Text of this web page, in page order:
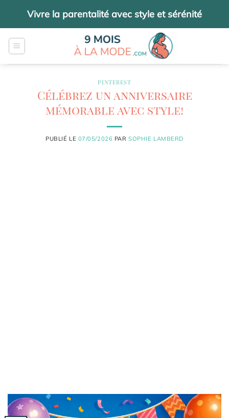
contenu
Vivre la parentalité avec style et sérénité
PINTEREST
Célébrez un anniversaire
mémorable avec style!
PUBLIÉ LE 07/05/2026 PARSOPHIE LAMBERD